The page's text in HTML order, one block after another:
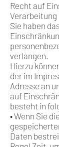
Recht auf
Verarbeitung
Sie haben
verlangen.
Hierzu
der im
Adresse an
auf
besteht in
• Wenn Sie
Daten